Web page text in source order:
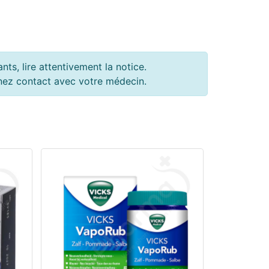
lire attentivement la notice.
contact avec votre médecin.